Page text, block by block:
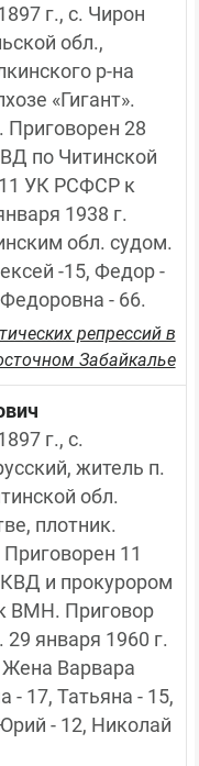
г., с. Чирон
обл.,
р-на
«Гигант».
Приговорен 28
по Читинской
11 УК РСФСР к
1938 г.
обл. судом.
-15, Федор -
- 66.
репрессий в
Забайкалье
г., с.
житель п.
обл.
плотник.
11
и прокурором
ВМН. Приговор
января 1960 г.
Варвара
- 17, Татьяна - 15,
- 12, Николай